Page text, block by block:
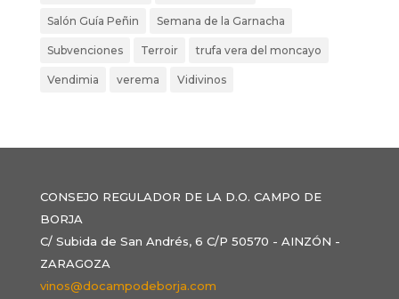
Salón Guía Peñin Semana de la Garnacha
Subvenciones Terroir trufa vera del moncayo
Vendimia verema Vidivinos
CONSEJO REGULADOR DE LA D.O. CAMPO DE
BORJA
C/ Subida de San Andrés, 6 C/P 50570 - AINZÓN -
ZARAGOZA
vinos@docampodeborja.com